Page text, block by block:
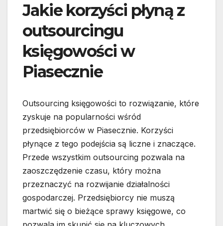
Jakie korzyści płyną z
outsourcingu
księgowości w
Piasecznie
Outsourcing księgowości to rozwiązanie, które
zyskuje na popularności wśród
przedsiębiorców w Piasecznie. Korzyści
płynące z tego podejścia są liczne i znaczące.
Przede wszystkim outsourcing pozwala na
zaoszczędzenie czasu, który można
przeznaczyć na rozwijanie działalności
gospodarczej. Przedsiębiorcy nie muszą
martwić się o bieżące sprawy księgowe, co